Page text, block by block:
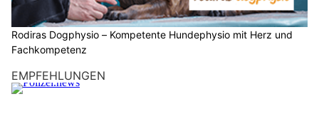
Rodiras Dogphysio – Kompetente Hundephysio mit Herz und
Fachkompetenz
EMPFEHLUNGEN